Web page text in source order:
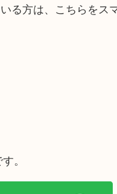
る方は、こちらをス
。